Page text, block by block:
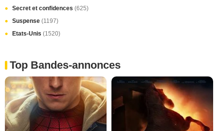
Secret et confidences (625)
Suspense (1197)
Etats-Unis (1520)
Top Bandes-annonces